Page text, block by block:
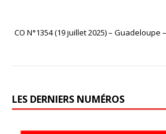
CO N°1354 (19 juillet 2025) –
LES DERNIERS NUMÉROS